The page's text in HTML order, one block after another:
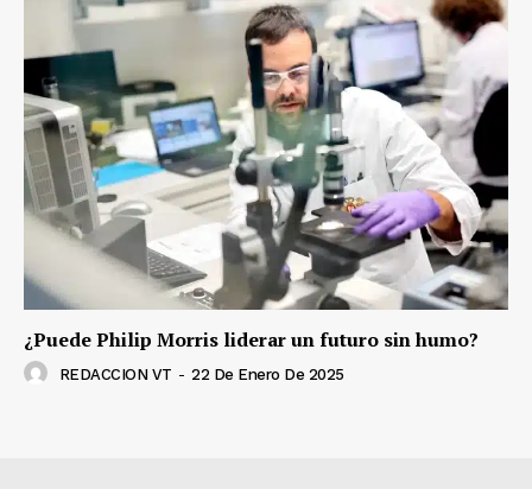
¿Puede Philip Morris liderar un futuro sin humo?
REDACCION VT - 22 De Enero De 2025